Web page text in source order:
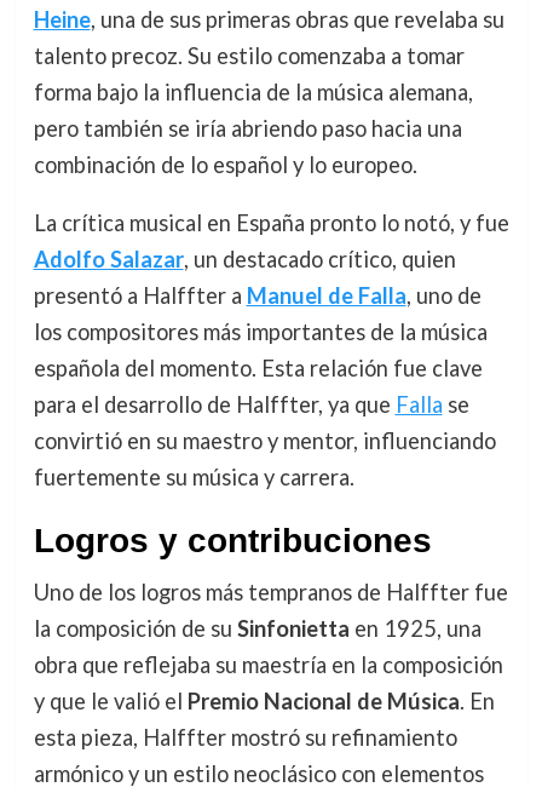
Heine, una de sus primeras obras que revelaba su
talento precoz. Su estilo comenzaba a tomar
forma bajo la influencia de la música alemana,
pero también se iría abriendo paso hacia una
combinación de lo español y lo europeo.
La crítica musical en España pronto lo notó, y fue
Adolfo Salazar, un destacado crítico, quien
presentó a Halffter a Manuel de Falla, uno de
los compositores más importantes de la música
española del momento. Esta relación fue clave
para el desarrollo de Halffter, ya que Falla se
convirtió en su maestro y mentor, influenciando
fuertemente su música y carrera.
Logros y contribuciones
Uno de los logros más tempranos de Halffter fue
la composición de su Sinfonietta en 1925, una
obra que reflejaba su maestría en la composición
y que le valió el Premio Nacional de Música. En
esta pieza, Halffter mostró su refinamiento
armónico y un estilo neoclásico con elementos